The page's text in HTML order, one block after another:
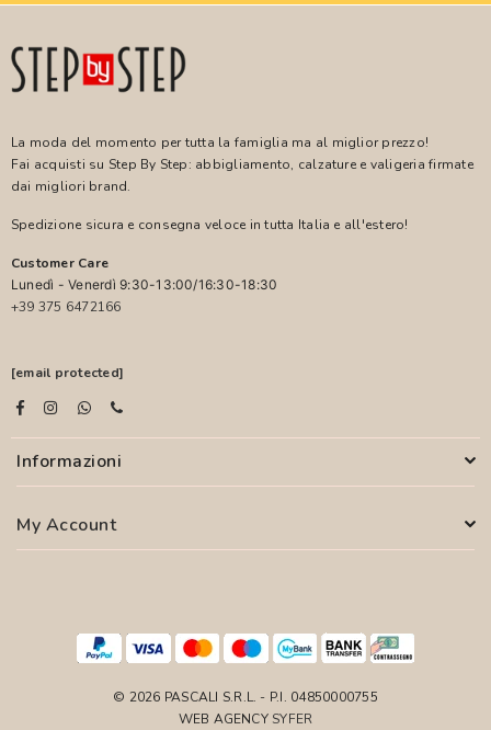
La moda del momento per tutta la famiglia ma al miglior prezzo!
Fai acquisti su Step By Step: abbigliamento, calzature e valigeria firmate
dai migliori brand.
Spedizione sicura e consegna veloce in tutta Italia e all'estero!
Customer Care
Lunedì - Venerdì 9:30-13:00/16:30-18:30
+39 375 6472166
[email protected]
Informazioni
My Account
© 2026 PASCALI S.R.L. - P.I. 04850000755
WEB AGENCY SYFER